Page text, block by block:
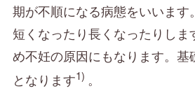
期が不順になる病態をいいます
短くなったり長くなったりしま
め不妊の原因にもなります。基
となります1) 。